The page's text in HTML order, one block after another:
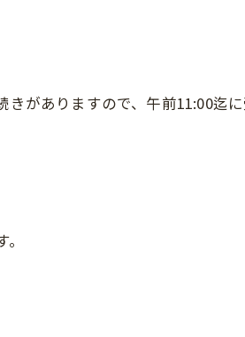
がありますので、午前11:00迄